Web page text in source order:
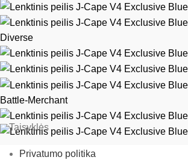
Diverse
Battle-Merchant
Taisyklės
Privatumo politika